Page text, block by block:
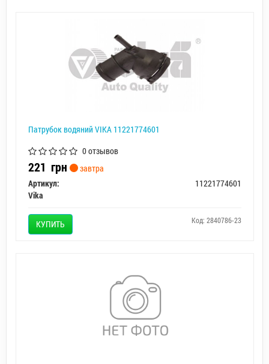
Патрубок водяний VIKA 11221774601
0 отзывов
221 грн
завтра
Артикул:
11221774601
Vika
КУПИТЬ Код: 2840786-23